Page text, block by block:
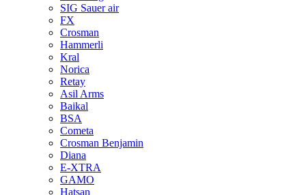
SIG Sauer air
FX
Crosman
Hammerli
Kral
Norica
Retay
Asil Arms
Baikal
BSA
Cometa
Crosman Benjamin
Diana
E-XTRA
GAMO
Hatsan